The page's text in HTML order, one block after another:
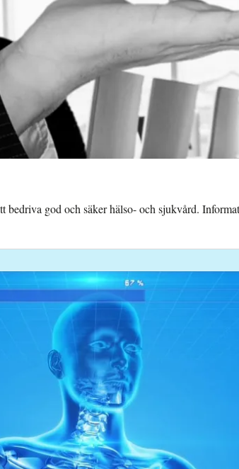
god och säker hälso- och sjukvård.